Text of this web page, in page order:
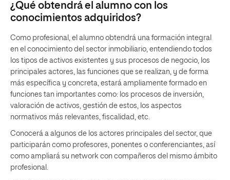
¿Qué obtendrá el alumno con los
conocimientos adquiridos?
Como profesional, el alumno obtendrá una formación integral
en el conocimiento del sector inmobiliario, entendiendo todos
los tipos de activos existentes y sus procesos de negocio, los
principales actores, las funciones que se realizan, y de forma
más específica y concreta, estará ampliamente formado en
funciones tan importantes como: los procesos de inversión,
valoración de activos, gestión de estos, los aspectos
normativos más relevantes, fiscalidad, etc.
Conocerá a algunos de los actores principales del sector, que
participarán como profesores, ponentes o conferenciantes, así
como ampliará su network con compañeros del mismo ámbito
profesional.